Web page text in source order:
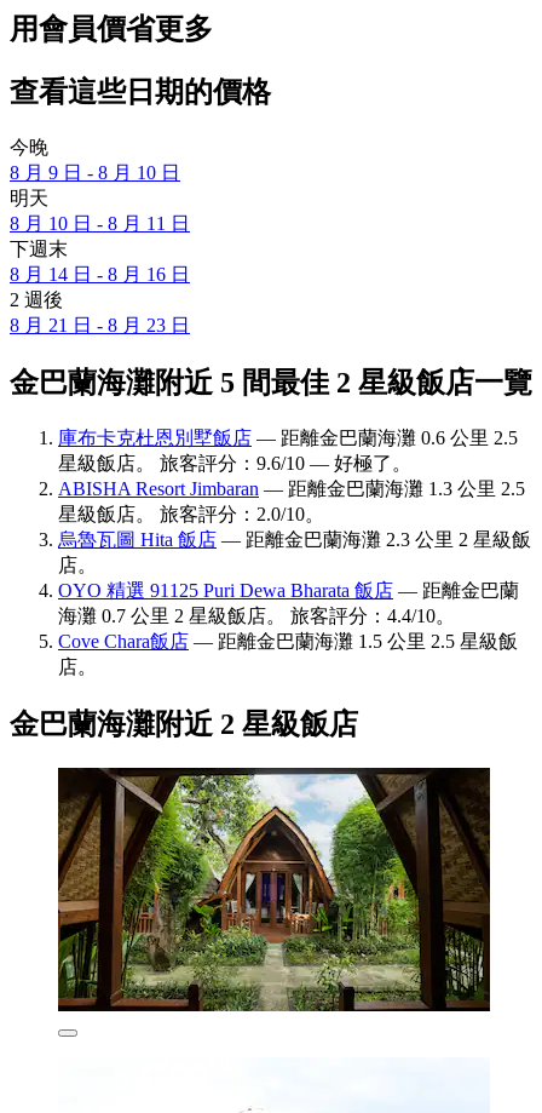
用會員價省更多
查看這些日期的價格
今晚
8 月 9 日 - 8 月 10 日
明天
8 月 10 日 - 8 月 11 日
下週末
8 月 14 日 - 8 月 16 日
2 週後
8 月 21 日 - 8 月 23 日
金巴蘭海灘附近 5 間最佳 2 星級飯店一覽
庫布卡克杜恩別墅飯店 — 距離金巴蘭海灘 0.6 公里 2.5
星級飯店。 旅客評分：9.6/10 — 好極了。
ABISHA Resort Jimbaran — 距離金巴蘭海灘 1.3 公里 2.5
星級飯店。 旅客評分：2.0/10。
烏魯瓦圖 Hita 飯店 — 距離金巴蘭海灘 2.3 公里 2 星級飯
店。
OYO 精選 91125 Puri Dewa Bharata 飯店 — 距離金巴蘭
海灘 0.7 公里 2 星級飯店。 旅客評分：4.4/10。
Cove Chara飯店 — 距離金巴蘭海灘 1.5 公里 2.5 星級飯
店。
金巴蘭海灘附近 2 星級飯店